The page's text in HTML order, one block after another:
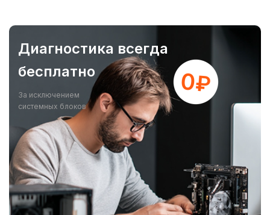
Диагностика всегда
бесплатно
За исключением
системных блоков